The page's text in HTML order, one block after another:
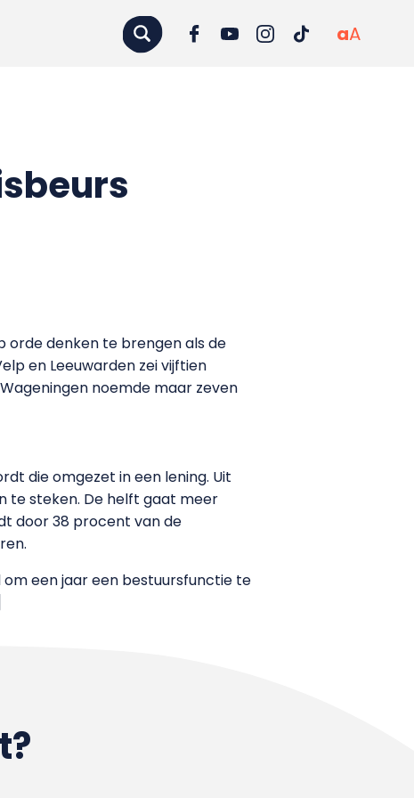
aA
orde denken te brengen als de
en Leeuwarden zei vijftien
noemde maar zeven
die omgezet in een lening. Uit
te steken. De helft gaat meer
door 38 procent van de
een jaar een bestuursfunctie te